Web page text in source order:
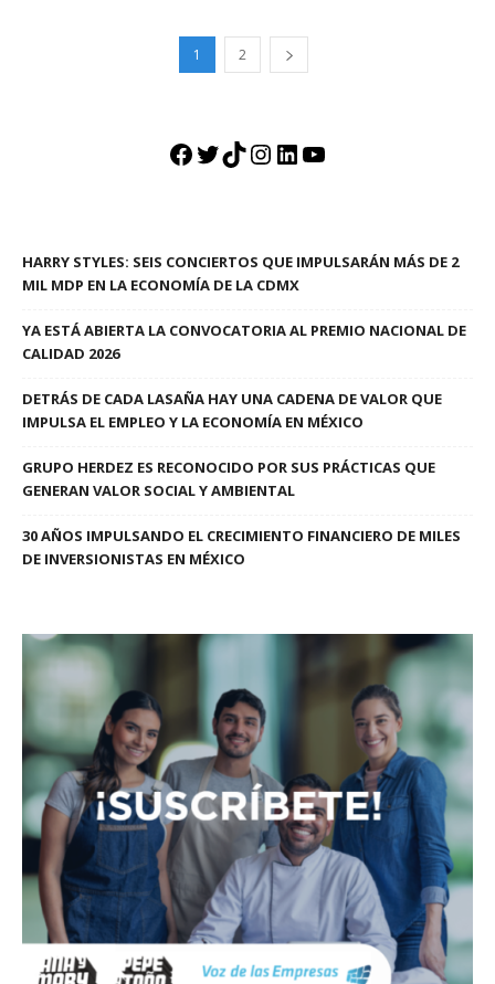
1 2
Facebook
Twitter
TikTok
Instagram
LinkedIn
YouTube
HARRY STYLES: SEIS CONCIERTOS QUE IMPULSARÁN MÁS DE 2
MIL MDP EN LA ECONOMÍA DE LA CDMX
YA ESTÁ ABIERTA LA CONVOCATORIA AL PREMIO NACIONAL DE
CALIDAD 2026
DETRÁS DE CADA LASAÑA HAY UNA CADENA DE VALOR QUE
IMPULSA EL EMPLEO Y LA ECONOMÍA EN MÉXICO
GRUPO HERDEZ ES RECONOCIDO POR SUS PRÁCTICAS QUE
GENERAN VALOR SOCIAL Y AMBIENTAL
30 AÑOS IMPULSANDO EL CRECIMIENTO FINANCIERO DE MILES
DE INVERSIONISTAS EN MÉXICO